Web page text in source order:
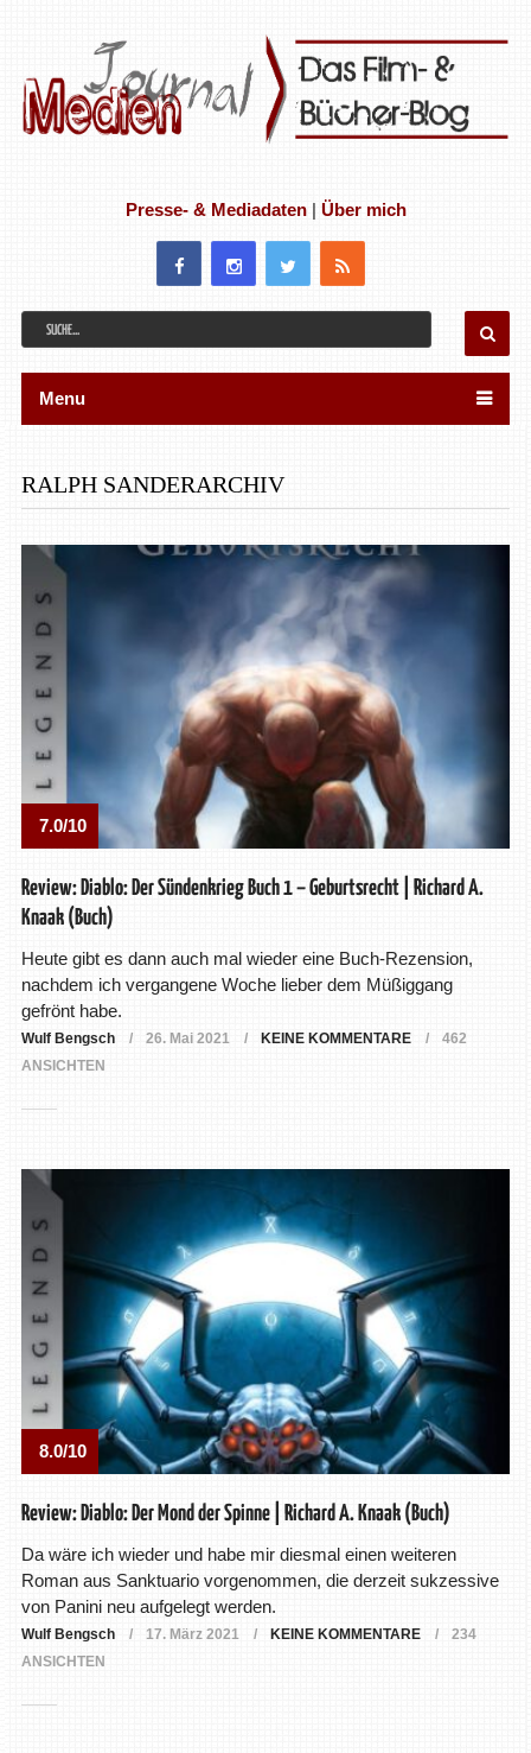
Presse- & Mediadaten| Über mich
Menu
RALPH SANDERARCHIV
7.0/10
Review: Diablo: Der Sündenkrieg Buch 1 – Geburtsrecht | Richard A.
Knaak (Buch)
Heute gibt es dann auch mal wieder eine Buch-Rezension,
nachdem ich vergangene Woche lieber dem Müßiggang
gefrönt habe.
Wulf Bengsch 26. Mai 2021 KEINE KOMMENTARE
462
ANSICHTEN
8.0/10
Review: Diablo: Der Mond der Spinne | Richard A. Knaak (Buch)
Da wäre ich wieder und habe mir diesmal einen weiteren
Roman aus Sanktuario vorgenommen, die derzeit sukzessive
von Panini neu aufgelegt werden.
Wulf Bengsch 17. März 2021 KEINE KOMMENTARE
234
ANSICHTEN